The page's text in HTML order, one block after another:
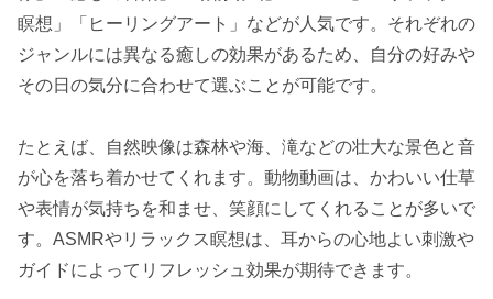
瞑想」「ヒーリングアート」などが人気です。それぞれの
ジャンルには異なる癒しの効果があるため、自分の好みや
その日の気分に合わせて選ぶことが可能です。
たとえば、自然映像は森林や海、滝などの壮大な景色と音
が心を落ち着かせてくれます。動物動画は、かわいい仕草
や表情が気持ちを和ませ、笑顔にしてくれることが多いで
す。ASMRやリラックス瞑想は、耳からの心地よい刺激や
ガイドによってリフレッシュ効果が期待できます。